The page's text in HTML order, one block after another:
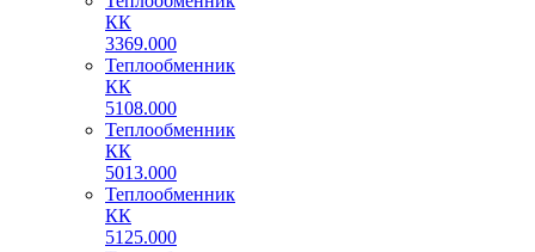
КК
3369.000
Теплообменник
КК
5108.000
Теплообменник
КК
5013.000
Теплообменник
КК
5125.000